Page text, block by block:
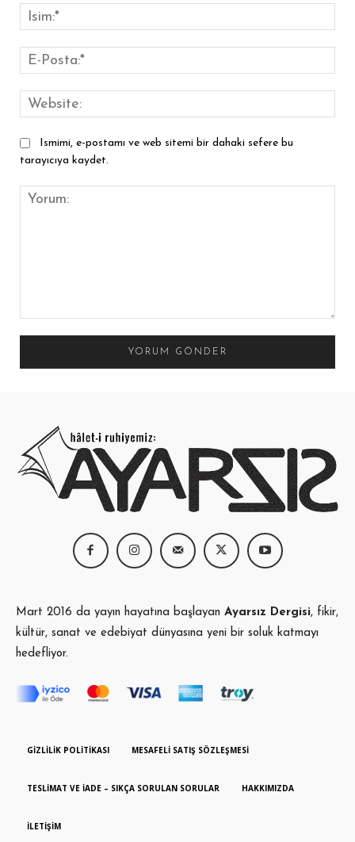
Ismimi, e-postamı ve web sitemi bir dahaki sefere bu
tarayıcıya kaydet.
Mart 2016 da yayın hayatına başlayan Ayarsız Dergisi, fikir,
kültür, sanat ve edebiyat dünyasına yeni bir soluk katmayı
hedefliyor.
GIZLILIK POLITIKASI MESAFELI SATIŞ SÖZLEŞMESI
TESLIMAT VE İADE – SIKÇA SORULAN SORULAR HAKKIMIZDA
İLETIŞIM